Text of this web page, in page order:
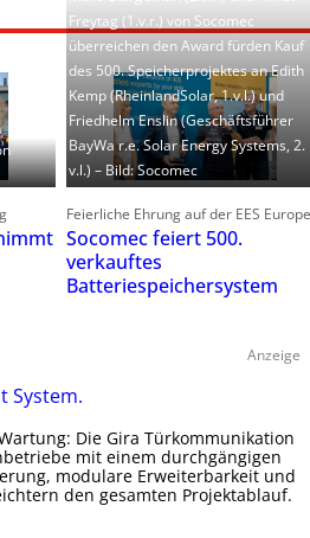
Freytag (1.v.r.) von Socomec
überreichen den Award fürden Kauf
des 500. Speicherprojektes an Edith
Kemp (RheinlandSolar, 1.v.l.) und
Friedhelm Enslin (Geschäftsführer
BayWa r.e. Solar Energy Systems, 2.
v.l.) – Bild: Socomec
Feierliche Ehrung auf der EES Europe
Socomec feiert 500.
verkauftes
Batteriespeichersystem
Anzeige
System.
Die Gira Türkommunikation
mit einem durchgängigen
modulare Erweiterbarkeit und
den gesamten Projektablauf.